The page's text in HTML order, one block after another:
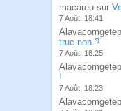
macareu sur
7 Août, 18:41
truc non ?
7 Août, 18:25
!
7 Août, 18:23